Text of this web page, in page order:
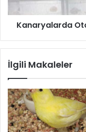
Kanaryalarda
İlgili Makaleler